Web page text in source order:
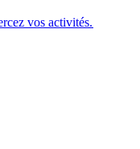
vos activités.​​